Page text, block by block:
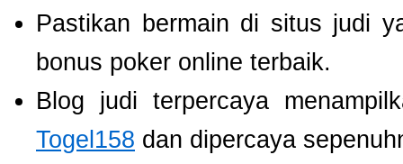
Pastikan bermain di situs judi
bonus poker online terbaik.
Blog judi terpercaya
Togel158 dan dipercaya